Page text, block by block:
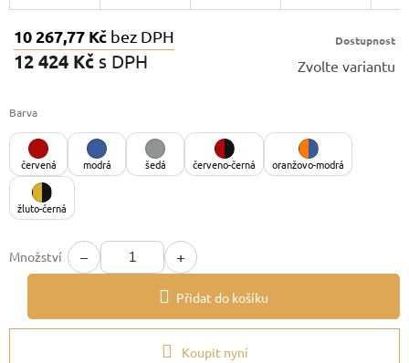
10 267,77 Kč bez DPH
12 424 Kč s DPH
Dostupnost
Zvolte variantu
Barva
červená modrá šedá červeno-černá oranžovo-modrá
žluto-černá
Množství − +
Přidat do košíku
Koupit nyní